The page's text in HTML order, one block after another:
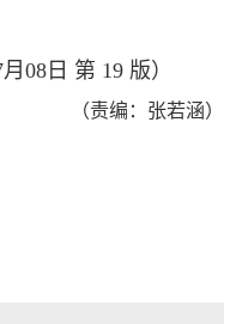
08日 第 19 版）
（责编：张若涵）